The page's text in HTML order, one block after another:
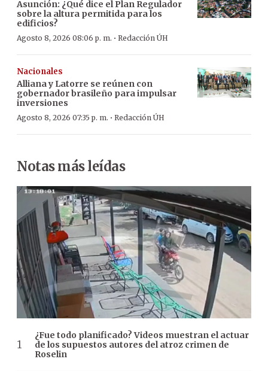
Asunción: ¿Qué dice el Plan Regulador
sobre la altura permitida para los
edificios?
Agosto 8, 2026 08:06 p. m. · Redacción ÚH
Nacionales
Alliana y Latorre se reúnen con
gobernador brasileño para impulsar
inversiones
Agosto 8, 2026 07:35 p. m. · Redacción ÚH
Notas más leídas
¿Fue todo planificado? Videos muestran el actuar
de los supuestos autores del atroz crimen de
Roselin